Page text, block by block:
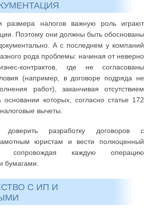
размера налогов важную роль играют
Поэтому они должны быть обоснованы
А с последнем у компаний
рода проблемы: начиная от неверно
контрактов, где не согласованы
(например, в договоре подряда не
работ), заканчивая отсутствием
основании которых, согласно статье 172
вычеты.
доверить разработку договоров с
юристам и вести полноценный
сопровождая каждую операцию
бумагами.
С ИП И